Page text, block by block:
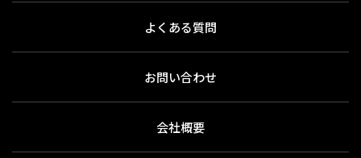
よくある質問
お問い合わせ
会社概要